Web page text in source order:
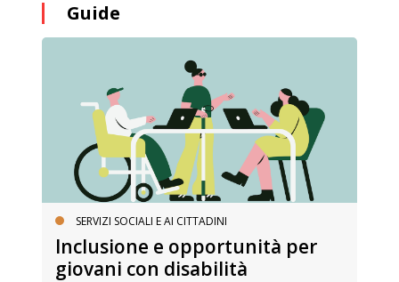
Guide
SERVIZI SOCIALI E AI CITTADINI
Inclusione e opportunità per
giovani con disabilità